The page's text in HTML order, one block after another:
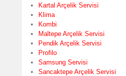
Kartal Arçelik Servisi
Klima
Kombi
Maltepe Arçelik Servisi
Pendik Arçelik Servisi
Profilo
Samsung Servisi
Sancaktepe Arçelik Servisi